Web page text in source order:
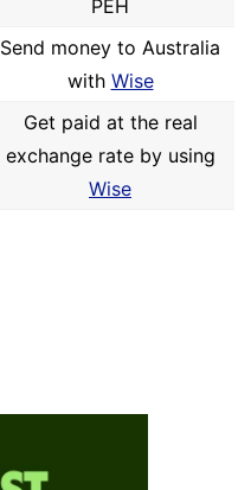
PEH
Send money to Australia
with Wise
Get paid at the real
exchange rate by using
Wise